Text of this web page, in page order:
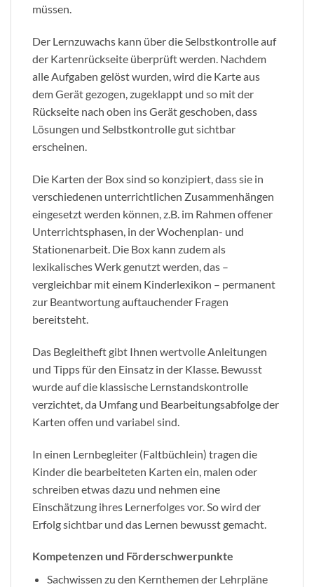
müssen.
Der Lernzuwachs kann über die Selbstkontrolle auf
der Kartenrückseite überprüft werden. Nachdem
alle Aufgaben gelöst wurden, wird die Karte aus
dem Gerät gezogen, zugeklappt und so mit der
Rückseite nach oben ins Gerät geschoben, dass
Lösungen und Selbstkontrolle gut sichtbar
erscheinen.
Die Karten der Box sind so konzipiert, dass sie in
verschiedenen unterrichtlichen Zusammenhängen
eingesetzt werden können, z.B. im Rahmen offener
Unterrichtsphasen, in der Wochenplan- und
Stationenarbeit. Die Box kann zudem als
lexikalisches Werk genutzt werden, das –
vergleichbar mit einem Kinderlexikon – permanent
zur Beantwortung auftauchender Fragen
bereitsteht.
Das Begleitheft gibt Ihnen wertvolle Anleitungen
und Tipps für den Einsatz in der Klasse. Bewusst
wurde auf die klassische Lernstandskontrolle
verzichtet, da Umfang und Bearbeitungsabfolge der
Karten offen und variabel sind.
In einen Lernbegleiter (Faltbüchlein) tragen die
Kinder die bearbeiteten Karten ein, malen oder
schreiben etwas dazu und nehmen eine
Einschätzung ihres Lernerfolges vor. So wird der
Erfolg sichtbar und das Lernen bewusst gemacht.
Kompetenzen und Förderschwerpunkte
Sachwissen zu den Kernthemen der Lehrpläne